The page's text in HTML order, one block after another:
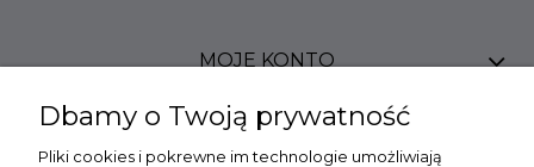
MOJE KONTO
PŁATNOŚCI I DOSTAWA
Dbamy o Twoją prywatność
Pliki cookies i pokrewne im technologie umożliwiają